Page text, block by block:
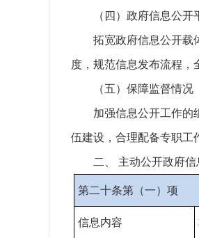
（四）政府信息公
拓宽政府信息公开载
度，规范信息发布流程，
（五）保障监督情况
加强信息公开工作的
伍建设，合理配备专职工
二、 主动公开政府
第二十条第（一）项
信息内容